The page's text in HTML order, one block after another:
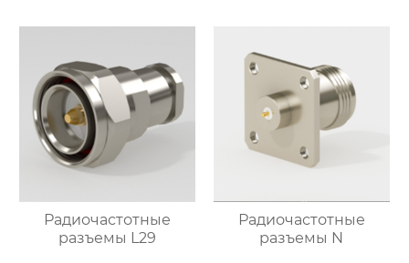
Радиочастотные
разъемы L29
Радиочастотные
разъемы N